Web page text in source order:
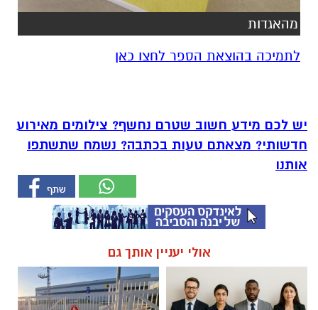
מהאגדות
לתמיכה בהוצאת הספר לחצו כאן
יש לכם מידע חשוב שטרם נחשף? צילומים מאירוע
חדשותי? מצאתם טעות בכתבה? נשמח שתשתפו
אותנו
אולי יעניין אותך גם